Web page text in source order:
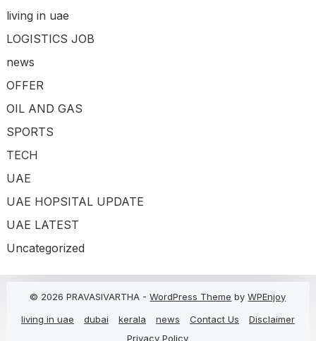
living in uae
LOGISTICS JOB
news
OFFER
OIL AND GAS
SPORTS
TECH
UAE
UAE HOPSITAL UPDATE
UAE LATEST
Uncategorized
© 2026 PRAVASIVARTHA -WordPress Theme byWPEnjoy
living in uae
dubai kerala news Contact Us
Disclaimer
Privacy Policy